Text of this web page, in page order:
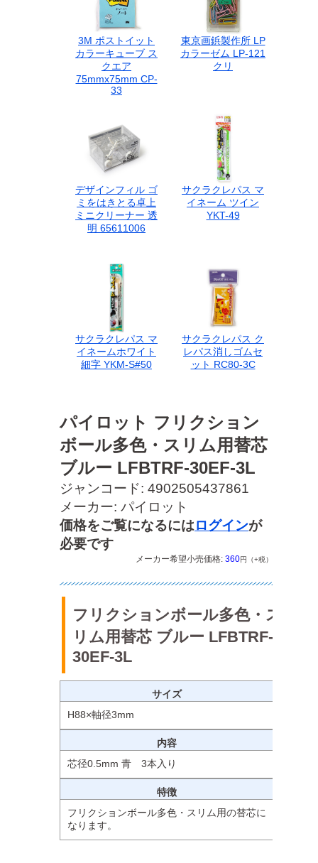
パイロット フリクション
ボール多色・スリム用替芯
ブルー LFBTRF-30EF-3L
ジャンコード: 4902505437861
メーカー: パイロット
価格をご覧になるにはログインが
必要です
メーカー希望小売価格: 360円（+税）
フリクションボール多色・ス
リム用替芯 ブルー LFBTRF-
30EF-3L
サイズ
H88×軸径3mm
内容
芯径0.5mm 青 3本入り
特徴
フリクションボール多色・スリム用の替芯に
なります。
3M ポストイット
カラーキューブ ス
クエア
75mmx75mm CP-
33
東京画鋲製作所 LP
カラーゼム LP-121
クリ
デザインフィル ゴ
ミをはきとる卓上
ミニクリーナー 透
明 65611006
サクラクレパス マ
イネーム ツイン
YKT-49
サクラクレパス マ
イネームホワイト
細字 YKM-S#50
サクラクレパス ク
レパス消しゴムセ
ット RC80-3C